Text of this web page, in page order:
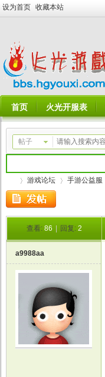
设为首页 收藏本站
首页 火光开服表
帖子
游戏论坛
›
手游公益服
查看: 86 回复: 2
a9988aa